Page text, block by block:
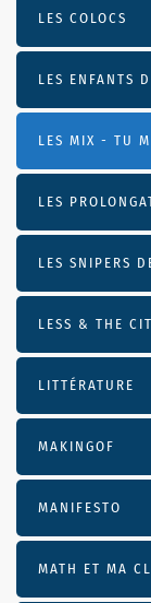
LES COLOCS
LES ENFANTS
LES MIX - TU
LES
LES SNIPERS
LESS & THE
LITTÉRATURE
MAKINGOF
MANIFESTO
MATH ET MA